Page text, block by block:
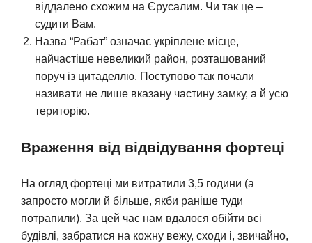
віддалено схожим на Єрусалим. Чи так це –
судити Вам.
Назва “Рабат” означає укріплене місце,
найчастіше невеликий район, розташований
поруч із цитаделлю. Поступово так почали
називати не лише вказану частину замку, а й усю
територію.
Враження від відвідування фортеці
На огляд фортеці ми витратили 3,5 години (а
запросто могли й більше, якби раніше туди
потрапили). За цей час нам вдалося обійти всі
будівлі, забратися на кожну вежу, сходи і, звичайно,